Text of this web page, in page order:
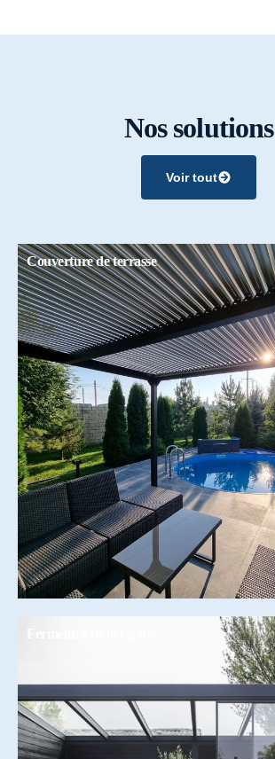
Nos solutions
Voir tout
Couverture de terrasse